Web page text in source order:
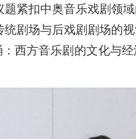
紧扣中奥音乐戏剧领
剧场与后戏剧剧场的
西方音乐剧的文化与